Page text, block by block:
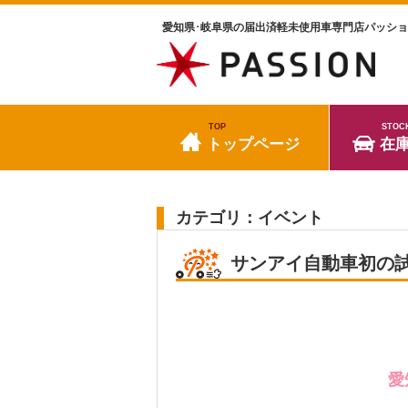
愛知県･岐阜県の届出済軽未使用車専門店パッシ
TOP
トップページ 在
カテゴリ：イベント
サンアイ自動車初の
愛